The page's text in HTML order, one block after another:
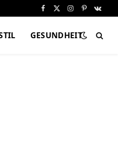
Facebook
X
Instagram
Pinterest
GESUNDHEIT